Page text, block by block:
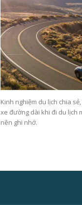
Kinh nghiệm du lịch chia
xe đường dài khi đi du lịch
nên ghi nhớ.